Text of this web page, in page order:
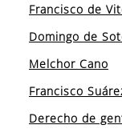
Francisco de
Domingo de
Melchor Cano
Francisco
Derecho de